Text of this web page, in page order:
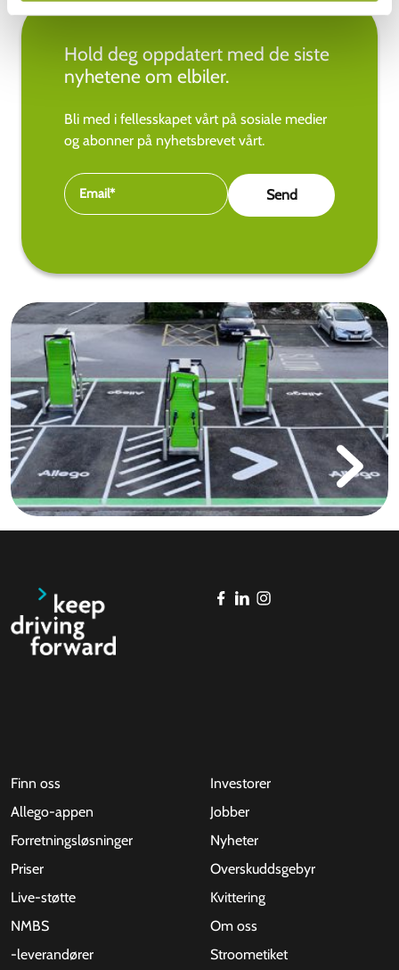
Hold deg oppdatert med de siste
nyhetene om elbiler.
Bli med i fellesskapet vårt på sosiale medier
og abonner på nyhetsbrevet vårt.
Finn oss
Allego-appen
Forretningsløsninger
Priser
Live-støtte
NMBS
-leverandører
Investorer
Jobber
Nyheter
Overskuddsgebyr
Kvittering
Om oss
Stroometiket